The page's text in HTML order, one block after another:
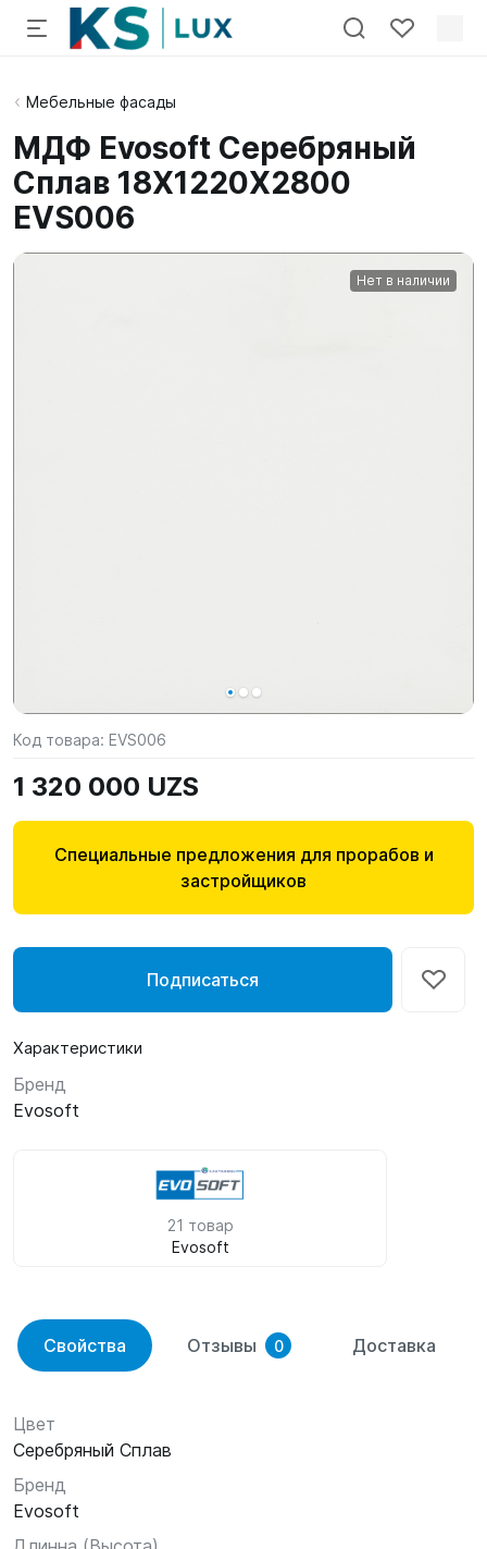
Мебельные фасады
МДФ Evosoft Серебряный
Сплав 18X1220X2800
EVS006
Нет в наличии
Код товара: EVS006
1 320 000 UZS
Специальные предложения для прорабов и
застройщиков
Подписаться
Характеристики
Бренд
Evosoft
21 товар
Evosoft
Свойства Отзывы 0 Доставка
Цвет
Серебряный Сплав
Бренд
Evosoft